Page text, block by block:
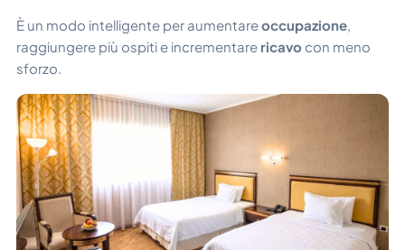
È un modo intelligente per aumentareoccupazione,
raggiungere più ospiti e incrementare ricavo con meno
sforzo.